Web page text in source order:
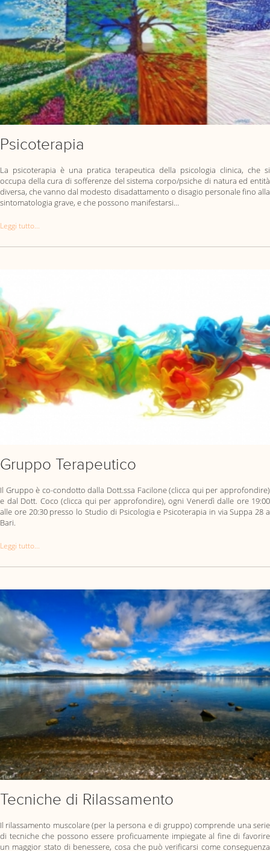
Psicoterapia
La psicoterapia è una pratica terapeutica della psicologia clinica, che si
occupa della cura di sofferenze del sistema corpo/psiche di natura ed entità
diversa, che vanno dal modesto disadattamento o disagio personale fino alla
sintomatologia grave, e che possono manifestarsi…
Leggi tutto...
Gruppo Terapeutico
Il Gruppo è co-condotto dalla Dott.ssa Facilone (clicca qui per approfondire)
e dal Dott. Coco (clicca qui per approfondire), ogni Venerdì dalle ore 19:00
alle ore 20:30 presso lo Studio di Psicologia e Psicoterapia in via Suppa 28 a
Bari.
Leggi tutto...
Tecniche di Rilassamento
Il rilassamento muscolare (per la persona e di gruppo) comprende una serie
di tecniche che possono essere proficuamente impiegate al fine di favorire
un maggior stato di benessere, cosa che può verificarsi come conseguenza